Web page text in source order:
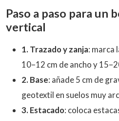
Paso a paso para un
vertical
1. Trazado y zanja: marca
10–12 cm de ancho y
2. Base: añade 5 cm de
geotextil en suelos muy
3. Estacado: coloca